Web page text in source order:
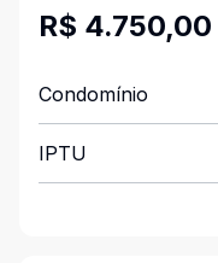
R$ 4.750,00
Condomínio
IPTU